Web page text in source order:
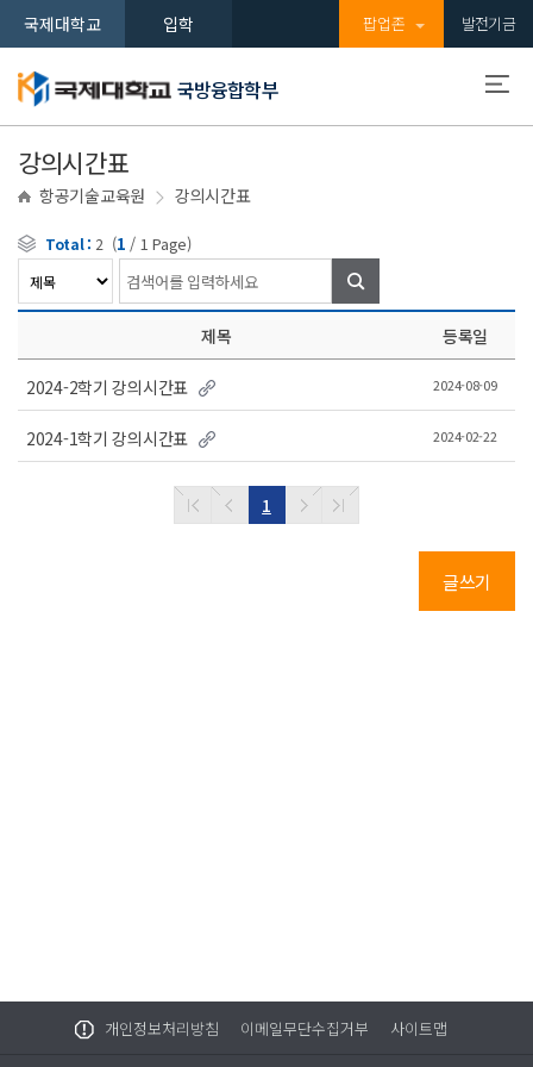
국제대학교 입학 팝업존 발전기금
국방융합학부
항공기술교육원 강의시간표
강의시간표
Total : 2 (1 / 1 Page)
제목 등록일
2024-2학기 강의시간표 2024-08-09
2024-1학기 강의시간표 2024-02-22
1
글쓰기
개인정보처리방침 이메일무단수집거부 사이트맵